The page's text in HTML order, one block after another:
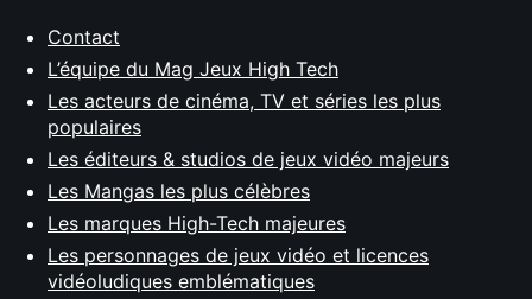
Contact
L’équipe du Mag Jeux High Tech
Les acteurs de cinéma, TV et séries les plus
populaires
Les éditeurs & studios de jeux vidéo majeurs
Les Mangas les plus célèbres
Les marques High-Tech majeures
Les personnages de jeux vidéo et licences
vidéoludiques emblématiques